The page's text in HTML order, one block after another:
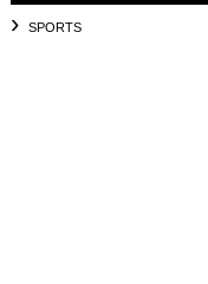
SPORTS